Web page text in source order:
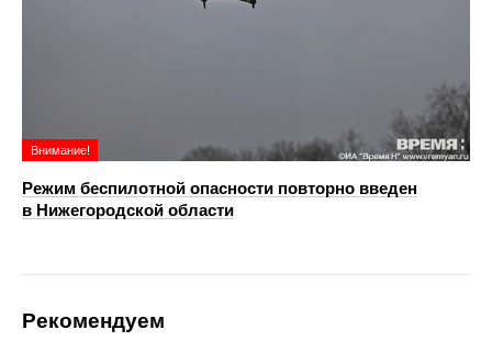
Внимание!
Режим беспилотной опасности повторно введен
в Нижегородской области
Рекомендуем